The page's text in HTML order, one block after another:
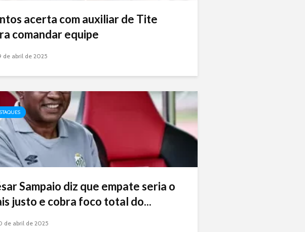
acerta com auxiliar de Tite
comandar equipe
de abril de 2025
Sampaio diz que empate seria o
justo e cobra foco total do...
de abril de 2025